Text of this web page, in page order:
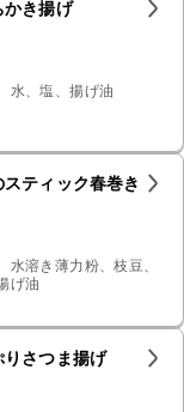
かき揚げ
水、塩、揚げ油
ティック春巻き
溶き薄力粉、枝豆、
げ油
さつま揚げ